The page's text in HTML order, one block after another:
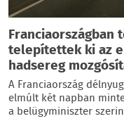
telepítettek ki az
hadsereg
A Franciaország
elmúlt két napban
a belügyminiszter